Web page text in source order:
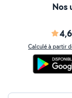
Nos
Calculé à partir